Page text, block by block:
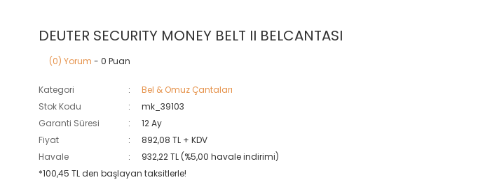
DEUTER SECURITY MONEY BELT II BELCANTASI
(0) Yorum - 0 Puan
Kategori
Bel & Omuz Çantaları
Stok Kodu
mk_39103
Garanti Süresi
12 Ay
Fiyat
892,08 TL + KDV
Havale
932,22 TL (%5,00 havale indirimi)
*100,45 TL den başlayan taksitlerle!